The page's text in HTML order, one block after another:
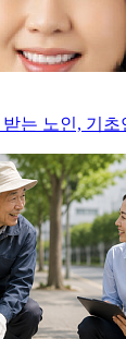
는 노인, 기